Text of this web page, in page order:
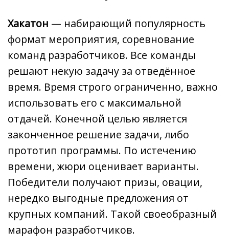
Хакатон — набирающий популярность
формат мероприятия, соревнование
команд разработчиков. Все команды
решают некую задачу за отведённое
время. Время строго ограниченно, важно
использовать его с максимальной
отдачей. Конечной целью является
законченное решение задачи, либо
прототип программы. По истечению
времени, жюри оценивает варианты.
Победители получают призы, овации,
нередко выгодные предложения от
крупных компаний. Такой своеобразный
марафон разработчиков.